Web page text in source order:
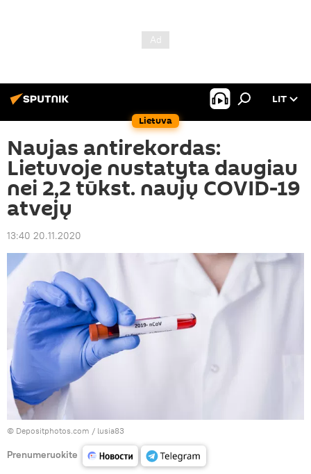
Lietuva
LIT
Naujas antirekordas:
Lietuvoje nustatyta daugiau
nei 2,2 tūkst. naujų COVID-19
atvejų
13:40 20.11.2020
© Depositphotos.com / lusia83
Prenumeruokite